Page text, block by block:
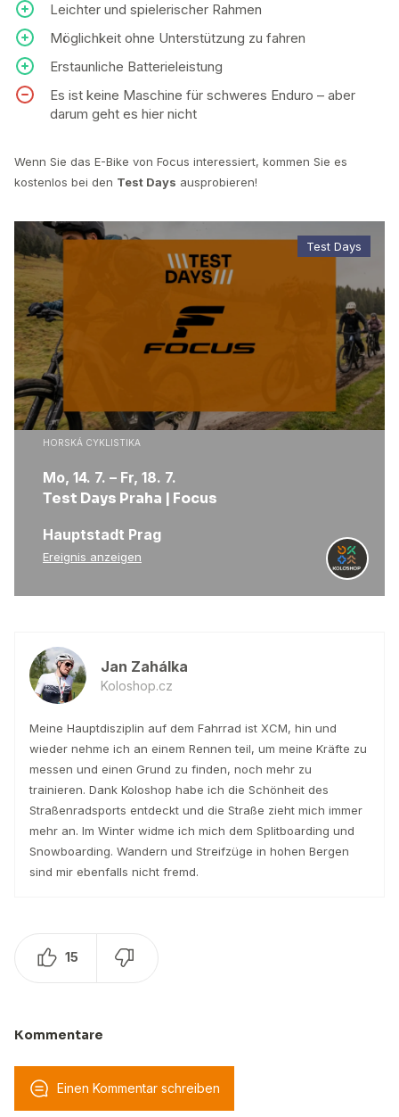
Leichter und spielerischer Rahmen
Möglichkeit ohne Unterstützung zu fahren
Erstaunliche Batterieleistung
Es ist keine Maschine für schweres Enduro – aber
darum geht es hier nicht
Wenn Sie das E-Bike von Focus interessiert, kommen Sie es
kostenlos bei den Test Days ausprobieren!
Test Days
HORSKÁ CYKLISTIKA
Mo, 14. 7. – Fr, 18. 7.
Test Days Praha | Focus
Hauptstadt Prag
Ereignis anzeigen
Jan Zahálka
Koloshop.cz
Meine Hauptdisziplin auf dem Fahrrad ist XCM, hin und
wieder nehme ich an einem Rennen teil, um meine Kräfte zu
messen und einen Grund zu finden, noch mehr zu
trainieren. Dank Koloshop habe ich die Schönheit des
Straßenradsports entdeckt und die Straße zieht mich immer
mehr an. Im Winter widme ich mich dem Splitboarding und
Snowboarding. Wandern und Streifzüge in hohen Bergen
sind mir ebenfalls nicht fremd.
15
Kommentare
Einen Kommentar schreiben